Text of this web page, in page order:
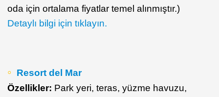
oda için ortalama fiyatlar temel alınmıştır.)
Detaylı bilgi için tıklayın.
Resort del Mar
Özellikler: Park yeri, teras, yüzme havuzu,